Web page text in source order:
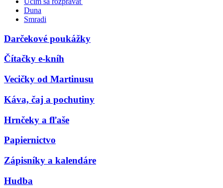
Duna
Smradi
Darčekové poukážky
Čítačky e-kníh
Vecičky od Martinusu
Káva, čaj a pochutiny
Hrnčeky a fľaše
Papiernictvo
Zápisníky a kalendáre
Hudba